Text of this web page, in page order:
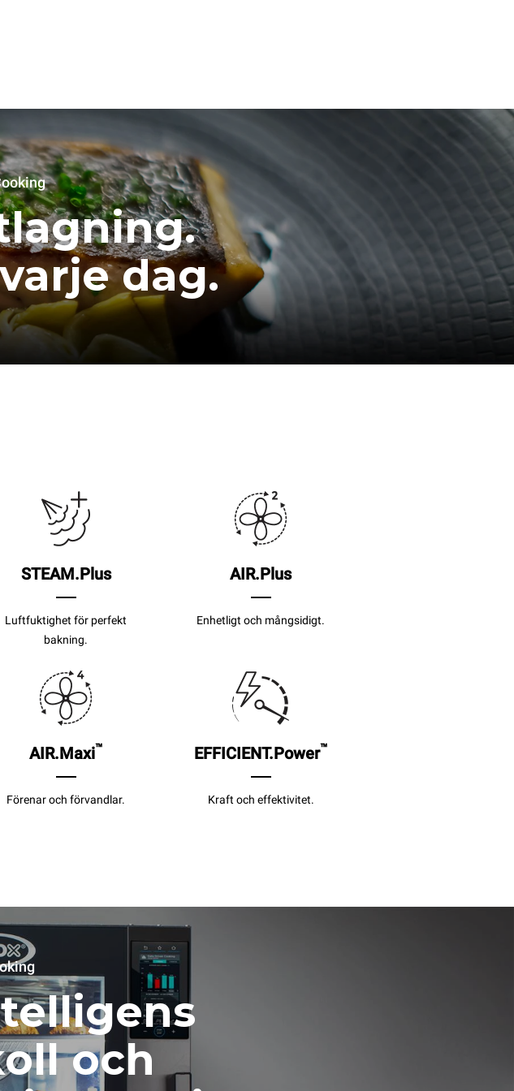
dag.
STEAM.Plus
Luftfuktighet för perfekt
bakning.
AIR.Plus
Enhetligt och mångsidigt.
AIR.Maxi™
Förenar och förvandlar.
EFFICIENT.Power™
Kraft och effektivitet.
och